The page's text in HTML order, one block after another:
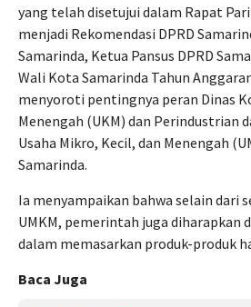
yang telah disetujui dalam Rapat
menjadi Rekomendasi DPRD
Samarinda, Ketua Pansus DPRD
Wali Kota Samarinda Tahun
menyoroti pentingnya peran Dinas
Menengah (UKM) dan Perindustrian
Usaha Mikro, Kecil, dan Menengah
Samarinda.
Ia menyampaikan bahwa selain dari
UMKM, pemerintah juga diharapkan
dalam memasarkan produk-produk
Baca Juga